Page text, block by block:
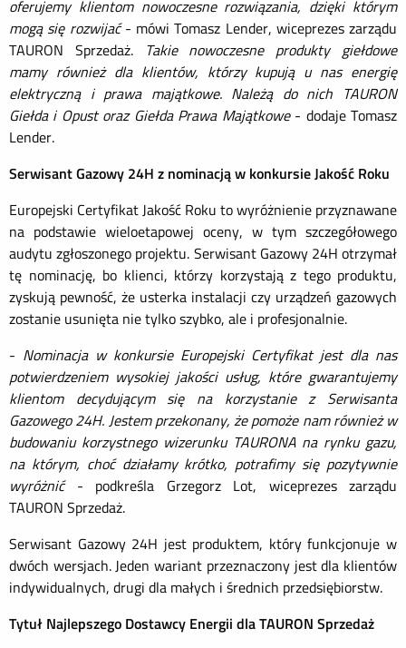
oferujemy klientom nowoczesne rozwiązania, dzięki którym
mogą się rozwijać- mówi Tomasz Lender, wiceprezes zarządu
TAURON Sprzedaż. Takie nowoczesne produkty giełdowe
mamy również dla klientów, którzy kupują u nas energię
elektryczną i prawa majątkowe. Należą do nich TAURON
Giełda i Opust oraz Giełda Prawa Majątkowe- dodaje Tomasz
Lender.
Serwisant Gazowy 24H z nominacją w konkursie Jakość Roku
Europejski Certyfikat Jakość Roku to wyróżnienie przyznawane
na podstawie wieloetapowej oceny, w tym szczegółowego
audytu zgłoszonego projektu. Serwisant Gazowy 24H otrzymał
tę nominację, bo klienci, którzy korzystają z tego produktu,
zyskują pewność, że usterka instalacji czy urządzeń gazowych
zostanie usunięta nie tylko szybko, ale i profesjonalnie.
- Nominacja w konkursie Europejski Certyfikat jest dla nas
potwierdzeniem wysokiej jakości usług, które gwarantujemy
klientom decydującym się na korzystanie z Serwisanta
Gazowego 24H. Jestem przekonany, że pomoże nam również w
budowaniu korzystnego wizerunku TAURONA na rynku gazu,
na którym, choć działamy krótko, potrafimy się pozytywnie
wyróżnić- podkreśla Grzegorz Lot, wiceprezes zarządu
TAURON Sprzedaż.
Serwisant Gazowy 24H jest produktem, który funkcjonuje w
dwóch wersjach. Jeden wariant przeznaczony jest dla klientów
indywidualnych, drugi dla małych i średnich przedsiębiorstw.
Tytuł Najlepszego Dostawcy Energii dla TAURON Sprzedaż